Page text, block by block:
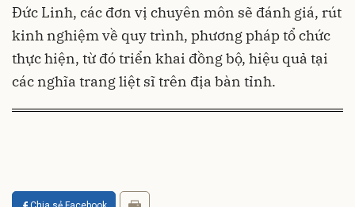
Đức Linh, các đơn vị chuyên môn sẽ đánh giá, rút
kinh nghiệm về quy trình, phương pháp tổ chức
thực hiện, từ đó triển khai đồng bộ, hiệu quả tại
các nghĩa trang liệt sĩ trên địa bàn tỉnh.